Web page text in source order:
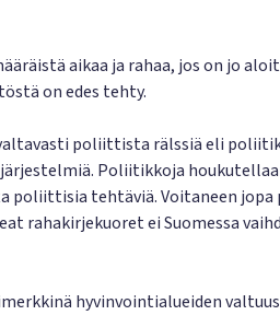
aikaa ja rahaa, jos on jo
on edes tehty.
poliittista rälssiä eli
Poliitikkoja
poliittisia tehtäviä. Voitaneen
rahakirjekuoret ei Suomessa
hyvinvointialueiden